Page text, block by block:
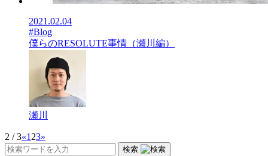
2021.02.04
#Blog
僕らのRESOLUTE事情（瀬川編）
瀬川
2 / 3«1 23»
検索